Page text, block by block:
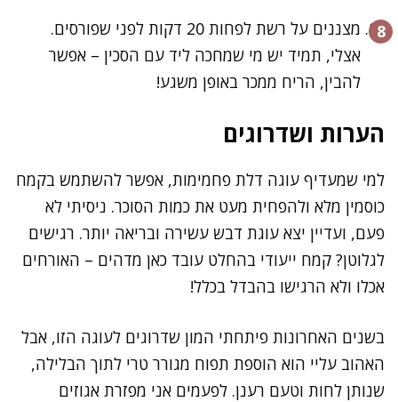
מצננים על רשת לפחות 20 דקות לפני שפורסים.
אצלי, תמיד יש מי שמחכה ליד עם הסכין – אפשר
להבין, הריח ממכר באופן משגע!
הערות ושדרוגים
למי שמעדיף עוגה דלת פחמימות, אפשר להשתמש בקמח
כוסמין מלא ולהפחית מעט את כמות הסוכר. ניסיתי לא
פעם, ועדיין יצא עוגת דבש עשירה ובריאה יותר. רגישים
לגלוטן? קמח ייעודי בהחלט עובד כאן מדהים – האורחים
אכלו ולא הרגישו בהבדל בכלל!
בשנים האחרונות פיתחתי המון שדרוגים לעוגה הזו, אבל
האהוב עליי הוא הוספת תפוח מגורר טרי לתוך הבלילה,
שנותן לחות וטעם רענן. לפעמים אני מפזרת אגוזים